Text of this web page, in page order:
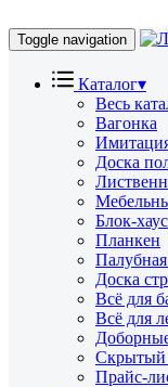
Toggle navigation
Каталог▾
Весь
Вагонка
Доска
Блок-хаус
Планкен
Палубная
Доска
Всё для
Всё для
Скрытый
Прайс-